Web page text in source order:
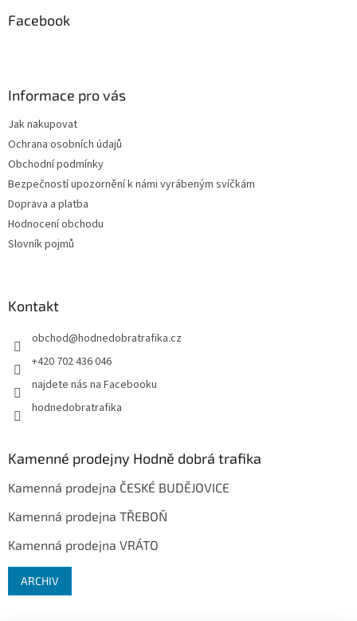
Facebook
Informace pro vás
Jak nakupovat
Ochrana osobních údajů
Obchodní podmínky
Bezpečností upozornění k námi vyrábeným svíčkám
Doprava a platba
Hodnocení obchodu
Slovník pojmů
Kontakt
obchod@hodnedobratrafika.cz
+420 702 436 046
najdete nás na Facebooku
hodnedobratrafika
Kamenné prodejny Hodně dobrá trafika
Kamenná prodejna ČESKÉ BUDĚJOVICE
Kamenná prodejna TŘEBOŇ
Kamenná prodejna VRÁTO
ARCHIV